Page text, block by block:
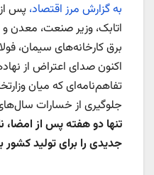
به گزارش مرز اقتصاد، پس
اتابک، وزیر صنعت، معدن
اکنون صدای اعتراض از
تفاهم‌نامه‌ای که میان
جلوگیری از خسارات
تنها دو هفته پس از
جدیدی را برای تولید